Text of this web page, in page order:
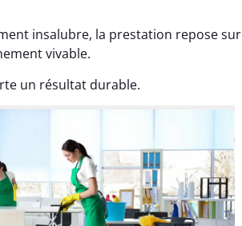
insalubre, la prestation repose sur
vivable.
un résultat durable.